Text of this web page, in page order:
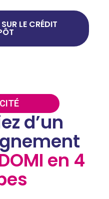
LE CRÉDIT
d’un
en 4